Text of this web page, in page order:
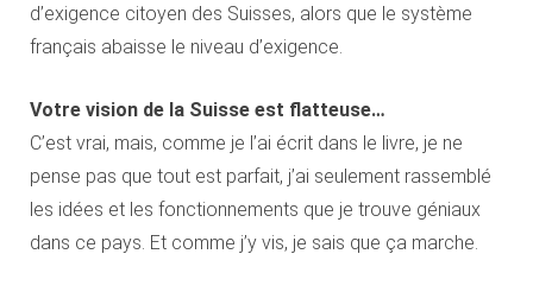
d’exigence citoyen des Suisses, alors que le système
français abaisse le niveau d’exigence.
Votre vision de la Suisse est flatteuse…
C’est vrai, mais, comme je l’ai écrit dans le livre, je ne
pense pas que tout est parfait, j’ai seulement rassemblé
les idées et les fonctionnements que je trouve géniaux
dans ce pays. Et comme j’y vis, je sais que ça marche.